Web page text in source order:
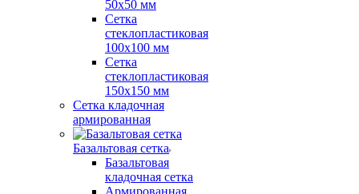
50x50 мм
Сетка
стеклопластиковая
100x100 мм
Сетка
стеклопластиковая
150x150 мм
Сетка кладочная
армированная
Базальтовая сетка
Базальтовая
кладочная сетка
Армированная